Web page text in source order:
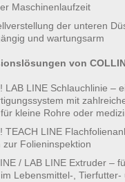
Maschinenlaufzeit
der unteren
und wartungsarm
von
LAB LINE Schlauchlinie –
mit
kleine Rohre oder
TEACH LINE
zur Folieninspektion
/ LAB LINE Extruder –
Lebensmittel-, Tierfutter-